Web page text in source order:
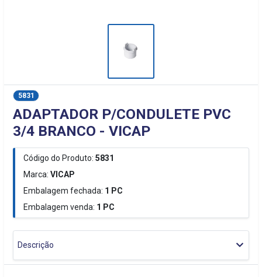
5831
ADAPTADOR P/CONDULETE PVC
3/4 BRANCO - VICAP
Código do Produto: 5831
Marca:VICAP
Embalagem fechada: 1 PC
Embalagem venda: 1 PC
Descrição